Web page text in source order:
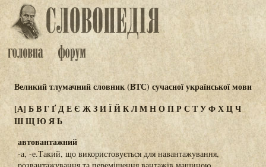
Великий тлумачний словник (ВТС) сучасної української мови
[А] БВГҐДЕЄ ЖЗИЇЙКЛМНОПР СТУФХЦЧ
ШЩЮЯЬ
автовантажний
-а, -е.Такий, що використовується для навантажування,